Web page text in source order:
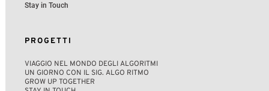
Stay in Touch
PROGETTI
VIAGGIO NEL MONDO DEGLI ALGORITMI
UN GIORNO CON IL SIG. ALGO RITMO
GROW UP TOGETHER